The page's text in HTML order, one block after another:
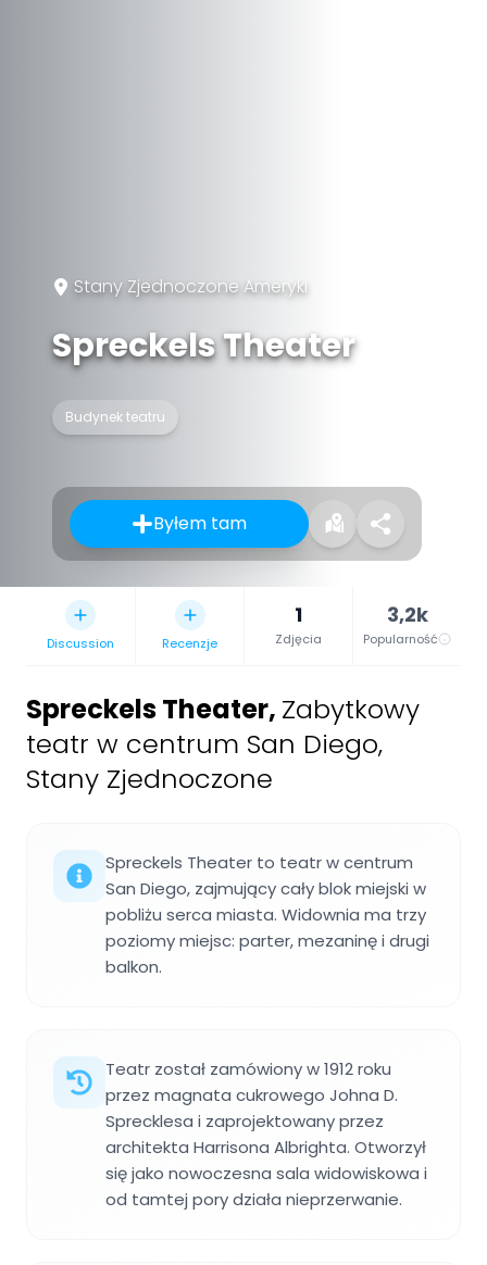
Stany Zjednoczone Ameryki
Spreckels Theater
Budynek teatru
Byłem tam
Discussion Recenzje
1
Zdjęcia
3,2k
Popularność
Spreckels Theater, Zabytkowy
teatr w centrum San Diego,
Stany Zjednoczone
Spreckels Theater to teatr w centrum
San Diego, zajmujący cały blok miejski w
pobliżu serca miasta. Widownia ma trzy
poziomy miejsc: parter, mezaninę i drugi
balkon.
Teatr został zamówiony w 1912 roku
przez magnata cukrowego Johna D.
Sprecklesa i zaprojektowany przez
architekta Harrisona Albrighta. Otworzył
się jako nowoczesna sala widowiskowa i
od tamtej pory działa nieprzerwanie.